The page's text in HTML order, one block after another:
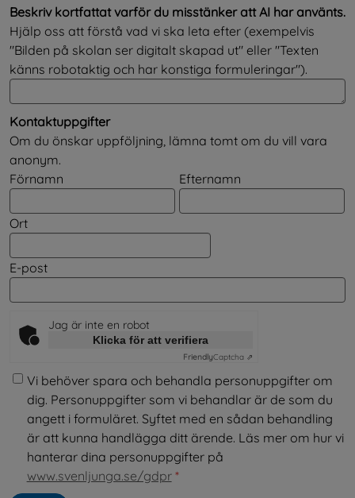
Beskriv kortfattat varför du misstänker att AI har använts.
Hjälp oss att förstå vad vi ska leta efter (exempelvis
"Bilden på skolan ser digitalt skapad ut" eller "Texten
känns robotaktig och har konstiga formuleringar").
Kontaktuppgifter
Om du önskar uppföljning, lämna tomt om du vill vara
anonym.
Kontaktuppgifter
Förnamn Efternamn
Ort
E-post
Jag är inte en robot
Klicka för att verifiera
FriendlyCaptcha ⇗
Vi behöver spara och behandla personuppgifter om
dig. Personuppgifter som vi behandlar är de som du
angett i formuläret. Syftet med en sådan behandling
är att kunna handlägga ditt ärende. Läs mer om hur vi
hanterar dina personuppgifter på
www.svenljunga.se/gdpr*